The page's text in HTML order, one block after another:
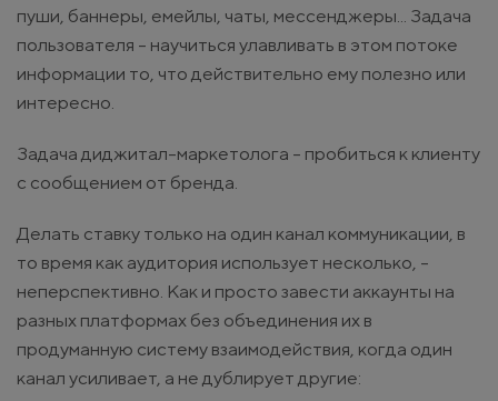
пуши, баннеры, емейлы, чаты, мессенджеры... Задача
пользователя - научиться улавливать в этом потоке
информации то, что действительно ему полезно или
интересно.
Задача диджитал-маркетолога - пробиться к клиенту
с сообщением от бренда.
Делать ставку только на один канал коммуникации, в
то время как аудитория использует несколько, -
неперспективно. Как и просто завести аккаунты на
разных платформах без объединения их в
продуманную систему взаимодействия, когда один
канал усиливает, а не дублирует другие: